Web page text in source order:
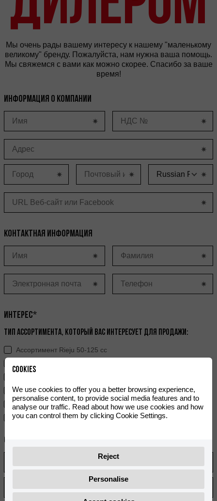
Мы очень рады вашему интересу к нашему "маленькому
великому" бренду. Пожалуйста, нам нужна ваша помощь.
Мы свяжемся с вами как можно скорее. Спасибо за ваше
время!
Информация о компании
Контактная информация
Интерес*
Тип ассортимента, который вас интересует для продажи:
Ассортимент Rieju 50-125 cc
Ray
Электрический запас хода
e-Bikes
Опыт
Cookies
We use cookies to offer you a better browsing experience,
personalise content, to provide social media features and to
analyse our traffic. Read about how we use cookies and how
you can control them by clicking Cookie Settings.
Reject
Personalise